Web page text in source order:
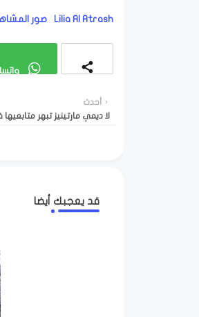
صور Lilia Al Atrash
أحدث
لا ديمي مارتينيز تبهر
قد يعجبك أيضا